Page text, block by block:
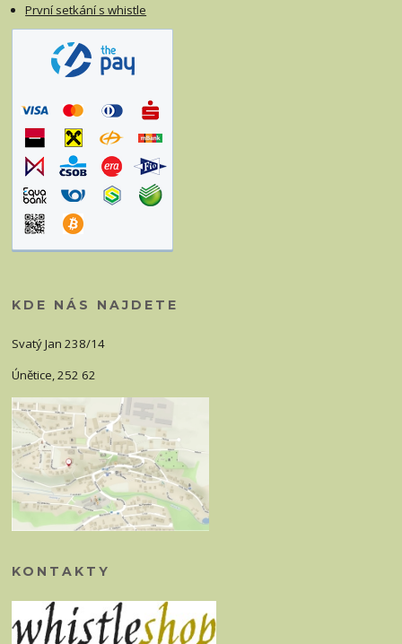
První setkání s whistle
KDE NÁS NAJDETE
Svatý Jan 238/14
Únětice, 252 62
KONTAKTY